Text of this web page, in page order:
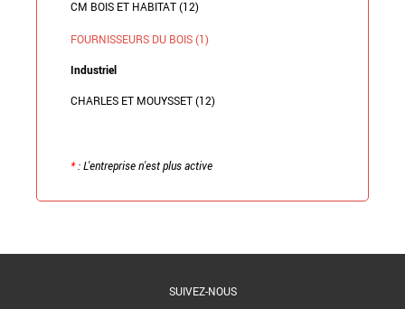
CM BOIS ET HABITAT (12)
FOURNISSEURS DU BOIS (1)
Industriel
CHARLES ET MOUYSSET (12)
*: L'entreprise n'est plus active
SUIVEZ-NOUS